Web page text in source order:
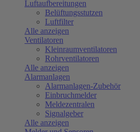
Luftaufbereitungen
Belüftungsstutzen
Luftfilter
Alle anzeigen
Ventilatoren
Kleinraumventilatoren
Rohrventilatoren
Alle anzeigen
Alarmanlagen
Alarmanlagen-Zubehör
Einbruchmelder
Meldezentralen
Signalgeber
Alle anzeigen